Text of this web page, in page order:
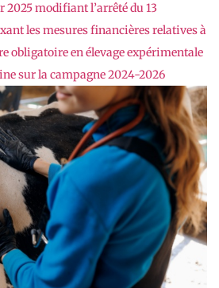
2025 modifiant l’arrêté du 13
les mesures financières relatives à
obligatoire en élevage expérimentale
sur la campagne 2024-2026